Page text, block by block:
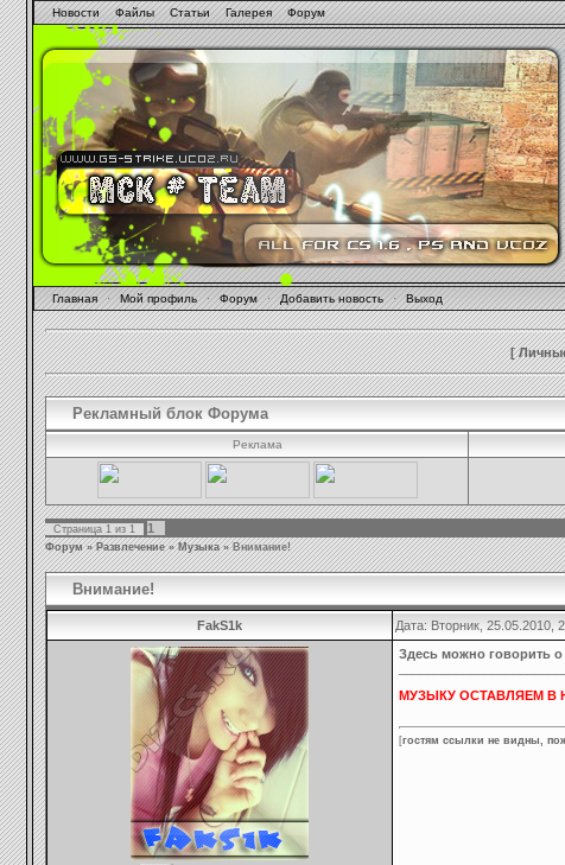
Новости Файлы Статьи Галерея Форум
Главная · Мой профиль · Форум · Добавить новость · Выход
[
Рекламный блок Форума
Реклама
Страница 1 из 1 1
Форум » Развлечение » Музыка » Внимание!
Внимание!
FakS1k Дата: Вторник, 25.05.2010,
Здесь можно говорить о
МУЗЫКУ ОСТАВЛЯЕМ В
[гостям ссылки не видны,